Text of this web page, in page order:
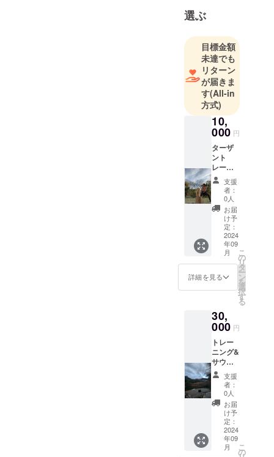
選ぶ
目標金額
未達でも
リターン
が届きま
す(All-in
方式)
10,
000 円
ターザ
ント
レーニ
ング2時
間 場所
カル
ディア
第２
キャン
プ場 実
施場所
までの
交通費
は支援
者でご
負担く
い。 リ
ターン
の提供
方法 支
援者様
にメー
ルでお
伝えい
たしま
す。 有
効期限
2024年
12/31
備考 不
安のあ
支援
者：
0人
お届
け予
定：
2024
年09
月
詳細を見る
こ
の
リ
タ
ー
ン
を
選
択
す
る
30,
000 円
トレー
ニング&
サウナ
トレー
ニング
をして
その後
テント
サウ
ナ。 ト
レーニ
ング内
支援
者：
0人
お届
け予
定：
2024
年09
月
こ
の